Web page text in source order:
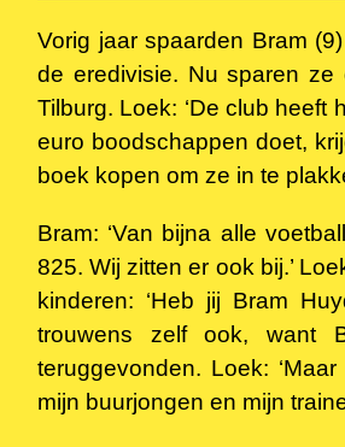
Vorig jaar spaarden Bram
de eredivisie. Nu sparen
Tilburg. Loek: ‘De club heeft
euro boodschappen doet,
boek kopen om ze in te
Bram: ‘Van bijna alle
825. Wij zitten er ook bij.’
kinderen: ‘Heb jij Bram
trouwens zelf ook, want
teruggevonden. Loek:
mijn buurjongen en mijn